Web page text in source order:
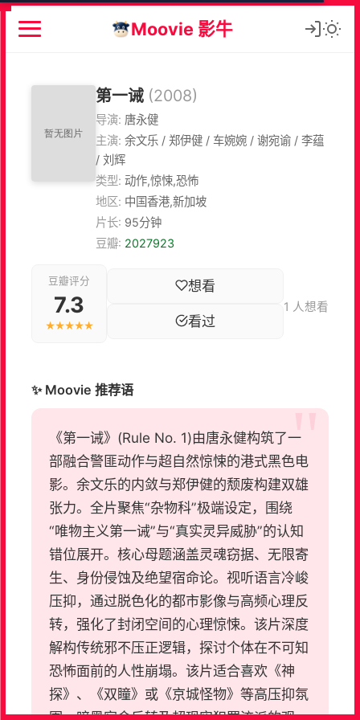
Moovie 影牛
第一诫 (2008)
导演: 唐永健
主演: 余文乐 / 郑伊健 / 车婉婉 / 谢宛谕 / 李蕴
/ 刘辉
类型: 动作,惊悚,恐怖
地区: 中国香港,新加坡
片长: 95分钟
豆瓣: 2027923
豆瓣评分
7.3
★★★★★
想看
看过
1 人想看
✨ Moovie 推荐语
《第一诫》(Rule No. 1)由唐永健构筑了一
部融合警匪动作与超自然惊悚的港式黑色电
影。余文乐的内敛与郑伊健的颓废构建双雄
张力。全片聚焦“杂物科”极端设定，围绕
“唯物主义第一诫”与“真实灵异威胁”的认知
错位展开。核心母题涵盖灵魂窃据、无限寄
生、身份侵蚀及绝望宿命论。视听语言冷峻
压抑，通过脱色化的都市影像与高频心理反
转，强化了封闭空间的心理惊悚。该片深度
解构传统邪不压正逻辑，探讨个体在不可知
恐怖面前的人性崩塌。该片适合喜欢《神
探》、《双瞳》或《京城怪物》等高压抑氛